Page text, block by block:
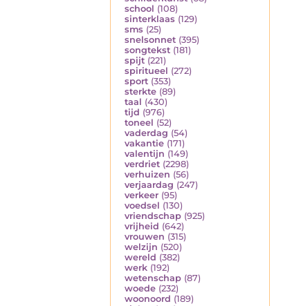
school (108)
sinterklaas (129)
sms (25)
snelsonnet (395)
songtekst (181)
spijt (221)
spiritueel (272)
sport (353)
sterkte (89)
taal (430)
tijd (976)
toneel (52)
vaderdag (54)
vakantie (171)
valentijn (149)
verdriet (2298)
verhuizen (56)
verjaardag (247)
verkeer (95)
voedsel (130)
vriendschap (925)
vrijheid (642)
vrouwen (315)
welzijn (520)
wereld (382)
werk (192)
wetenschap (87)
woede (232)
woonoord (189)